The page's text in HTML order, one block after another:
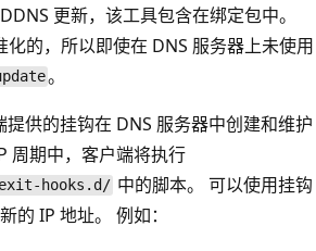
更新，该工具包含在绑定包中。
化的，所以即使在 DNS 服务器上未使用
。
供的挂钩在 DNS 服务器中创建和维护
周期中，客户端将执行
hooks.d/ 中的脚本。 可以使用挂钩
的 IP 地址。 例如：